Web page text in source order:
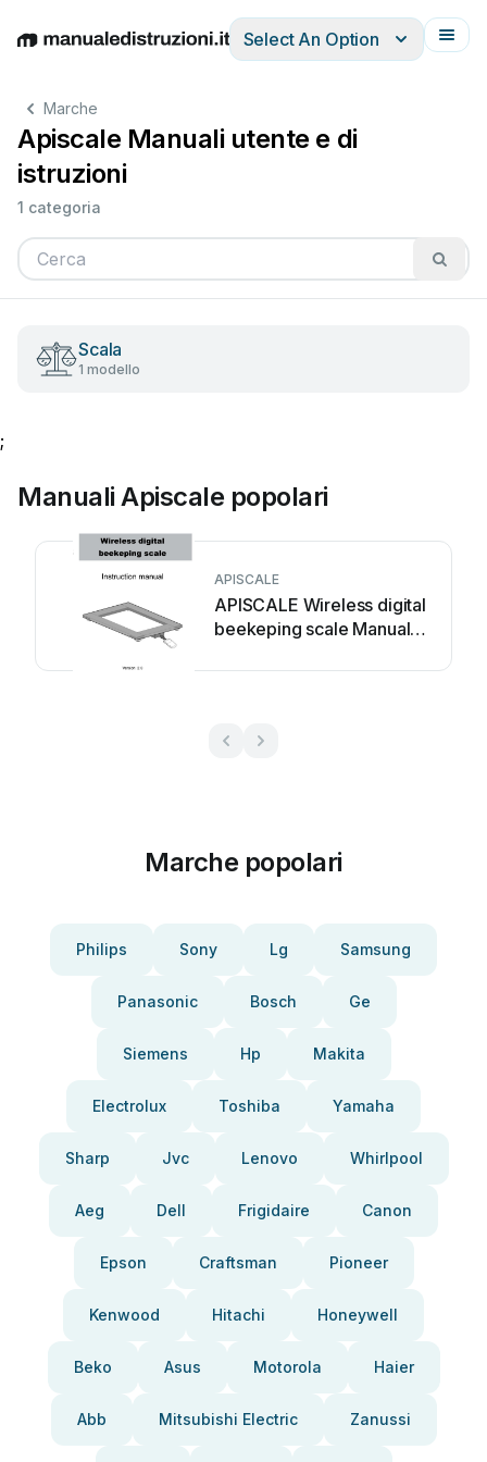
EnglishDeutschEspañolItalianoFrançais
Select An Option
Marche
Apiscale Manuali utente e di
istruzioni
1 categoria
Scala
1 modello
;
Manuali Apiscale popolari
APISCALE
APISCALE Wireless digital
beekeping scale Manuale
Marche popolari
Philips Sony Lg Samsung
Panasonic Bosch Ge
Siemens Hp Makita
Electrolux Toshiba Yamaha
Sharp Jvc Lenovo Whirlpool
Aeg Dell Frigidaire Canon
Epson Craftsman Pioneer
Kenwood Hitachi Honeywell
Beko Asus Motorola Haier
Abb Mitsubishi Electric Zanussi